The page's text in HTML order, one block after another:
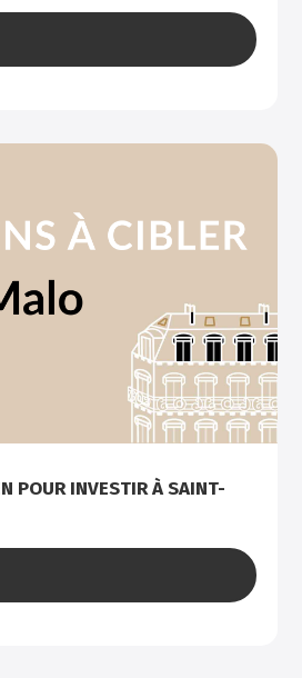
POUR INVESTIR À SAINT-